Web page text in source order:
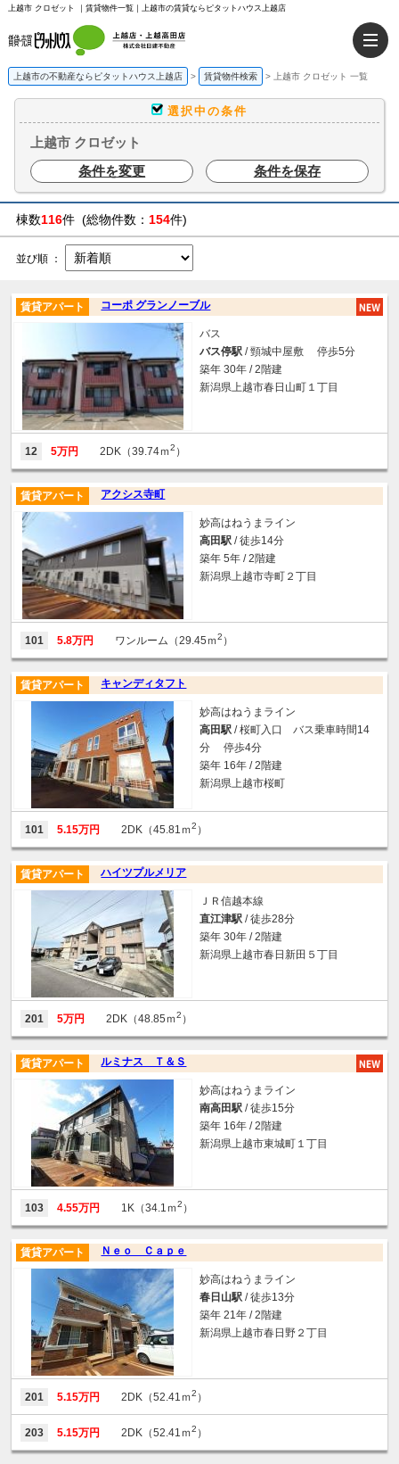
上越市 クロゼット ｜賃貸物件一覧｜上越市の賃貸ならピタットハウス上越店
上越市の不動産ならピタットハウス上越店 > 賃貸物件検索 > 上越市 クロゼット 一覧
選択中の条件
上越市 クロゼット
条件を変更
条件を保存
棟数116件 (総物件数： 154件)
並び順 ：
コーポ グランノーブル
賃貸アパート
バス
バス停駅 / 頸城中屋敷 停歩5分
築年 30年 / 2階建
新潟県上越市春日山町１丁目
12 5万円 2DK（39.74ｍ2 ）
アクシス寺町
賃貸アパート
妙高はねうまライン
高田駅 / 徒歩14分
築年 5年 / 2階建
新潟県上越市寺町２丁目
101 5.8万円 ワンルーム（29.45ｍ2 ）
キャンディタフト
賃貸アパート
妙高はねうまライン
高田駅 / 桜町入口 バス乗車時間14
分 停歩4分
築年 16年 / 2階建
新潟県上越市桜町
101 5.15万円 2DK（45.81ｍ2 ）
ハイツプルメリア
賃貸アパート
ＪＲ信越本線
直江津駅 / 徒歩28分
築年 30年 / 2階建
新潟県上越市春日新田５丁目
201 5万円 2DK（48.85ｍ2 ）
ルミナス Ｔ＆Ｓ
賃貸アパート
妙高はねうまライン
南高田駅 / 徒歩15分
築年 16年 / 2階建
新潟県上越市東城町１丁目
103 4.55万円 1K（34.1ｍ2 ）
Ｎｅｏ Ｃａｐｅ
賃貸アパート
妙高はねうまライン
春日山駅 / 徒歩13分
築年 21年 / 2階建
新潟県上越市春日野２丁目
201 5.15万円 2DK（52.41ｍ2 ）
203 5.15万円 2DK（52.41ｍ2 ）